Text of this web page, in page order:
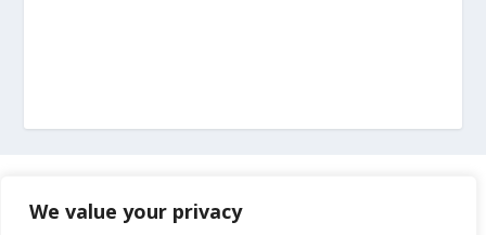
We value your privacy